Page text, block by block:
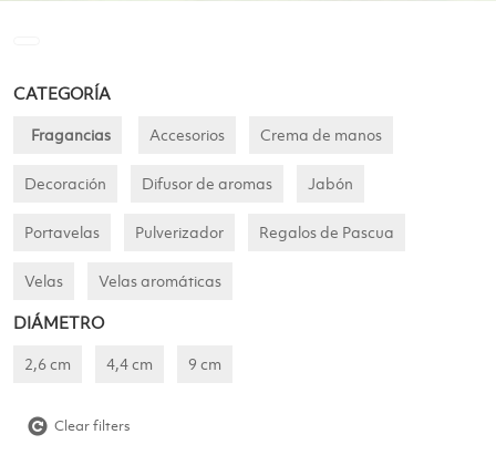
CATEGORÍA
Fragancias Accesorios Crema de manos
Decoración Difusor de aromas Jabón
Portavelas Pulverizador Regalos de Pascua
Velas Velas aromáticas
DIÁMETRO
2,6 cm 4,4 cm 9 cm
Clear filters